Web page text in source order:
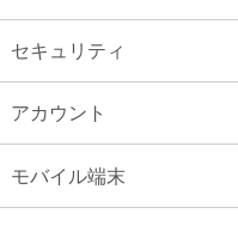
セキュリティ
アカウント
モバイル端末